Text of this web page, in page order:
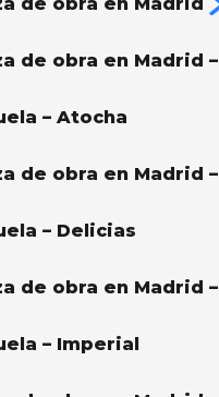
de obra en Madrid
de obra en Madrid –
– Atocha
de obra en Madrid –
– Delicias
de obra en Madrid –
– Imperial